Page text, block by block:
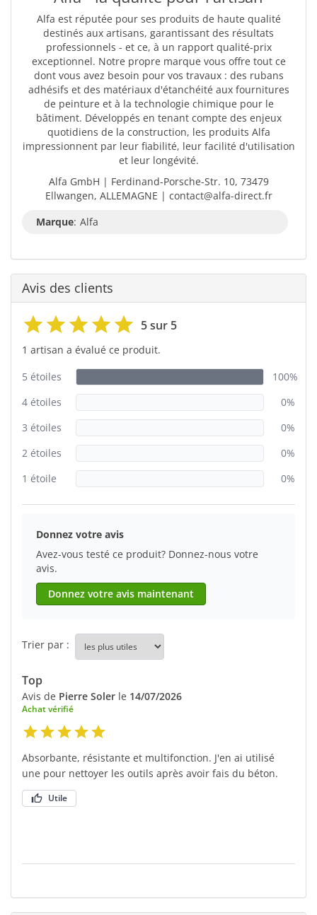
Alfa est réputée pour ses produits de haute qualité
destinés aux artisans, garantissant des résultats
professionnels - et ce, à un rapport qualité-prix
exceptionnel. Notre propre marque vous offre tout ce
dont vous avez besoin pour vos travaux : des rubans
adhésifs et des matériaux d'étanchéité aux fournitures
de peinture et à la technologie chimique pour le
bâtiment. Développés en tenant compte des enjeux
quotidiens de la construction, les produits Alfa
impressionnent par leur fiabilité, leur facilité d'utilisation
et leur longévité.
Alfa GmbH | Ferdinand-Porsche-Str. 10, 73479
Ellwangen, ALLEMAGNE | contact@alfa-direct.fr
Marque: Alfa
Avis des clients
5 sur 5
1 artisan a évalué ce produit.
5 étoiles
100%
4 étoiles
0%
3 étoiles
0%
2 étoiles
0%
1 étoile
0%
Donnez votre avis
Avez-vous testé ce produit? Donnez-nous votre
avis.
Donnez votre avis maintenant
Trier par :
Top
Avis de Pierre Soler le 14/07/2026
Achat vérifié
Absorbante, résistante et multifonction. J'en ai utilisé
une pour nettoyer les outils après avoir fais du béton.
Utile